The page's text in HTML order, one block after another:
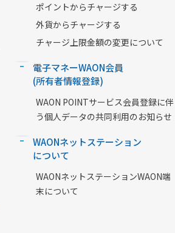
ポイントからチャージする
外貨からチャージする
チャージ上限金額の変更について
電子マネーWAON会員
(所有者情報登録)
WAON POINTサービス会員登録に伴
う個人データの共同利用のお知らせ
WAONネットステーション
について
WAONネットステーションWAON端
末について